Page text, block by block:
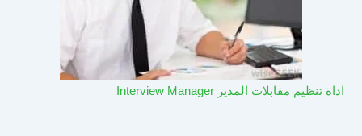
اداة تنظيم مقابلات المدير Interview Manager